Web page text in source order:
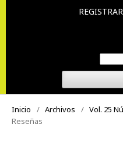
Inicio / Archivos / Vol. 25
Reseñas